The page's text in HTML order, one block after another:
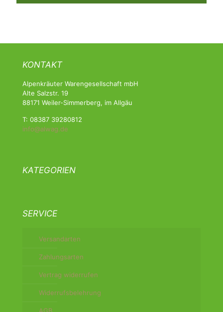
KONTAKT
Alpenkräuter Warengesellschaft mbH
Alte Salzstr. 19
88171 Weiler-Simmerberg, im Allgäu
T: 08387 39280812
info@alwag.de
KATEGORIEN
SERVICE
Versandarten
Zahlungsarten
Vertrag widerrufen
Widerrufsbelehrung